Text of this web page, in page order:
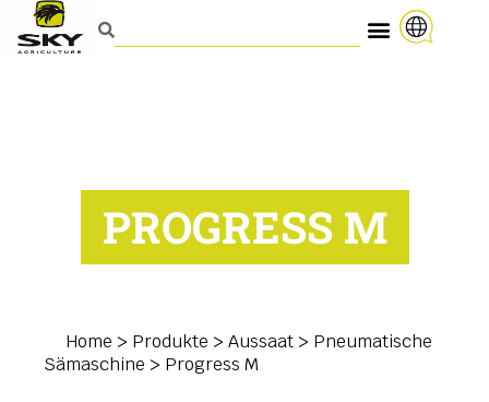
PROGRESS M
Home > Produkte > Aussaat > Pneumatische
Sämaschine > Progress M